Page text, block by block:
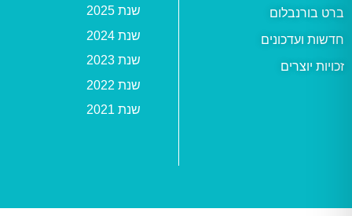
ברט בורנבלום
חדשות ועדכונים
זכויות יוצרים
שנת 2025
שנת 2024
שנת 2023
שנת 2022
שנת 2021